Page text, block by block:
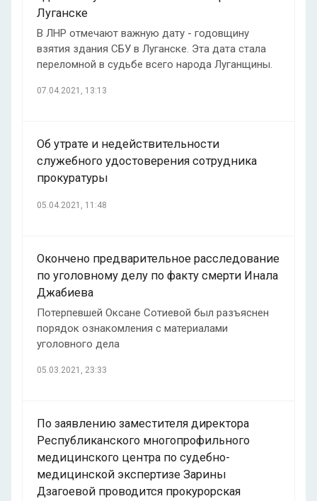
Луганске
В ЛНР отмечают важную дату - годовщину
взятия здания СБУ в Луганске. Эта дата стала
переломной в судьбе всего народа Луганщины.
07.04.2021, 13:13
Об утрате и недействительности
служебного удостоверения сотрудника
прокуратуры
05.04.2021, 11:48
Окончено предварительное расследование
по уголовному делу по факту смерти Инала
Джабиева
Потерпевшей Оксане Сотиевой был разъяснен
порядок ознакомления с материалами
уголовного дела
05.03.2021, 23:33
По заявлению заместителя директора
Республиканского многопрофильного
медицинского центра по судебно-
медицинской экспертизе Зарины
Дзагоевой проводится прокурорская